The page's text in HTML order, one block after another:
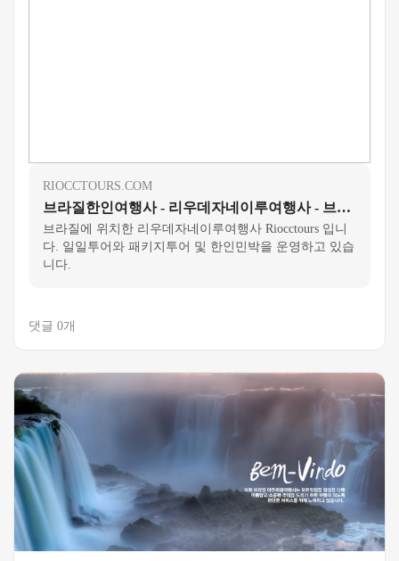
RIOCCTOURS.COM
브라질한인여행사 - 리우데자네이루여행사 - 브라질 - 리우한인민박
브라질에 위치한 리우데자네이루여행사 Riocctours 입니
다. 일일투어와 패키지투어 및 한인민박을 운영하고 있습
니다.
댓글 0개